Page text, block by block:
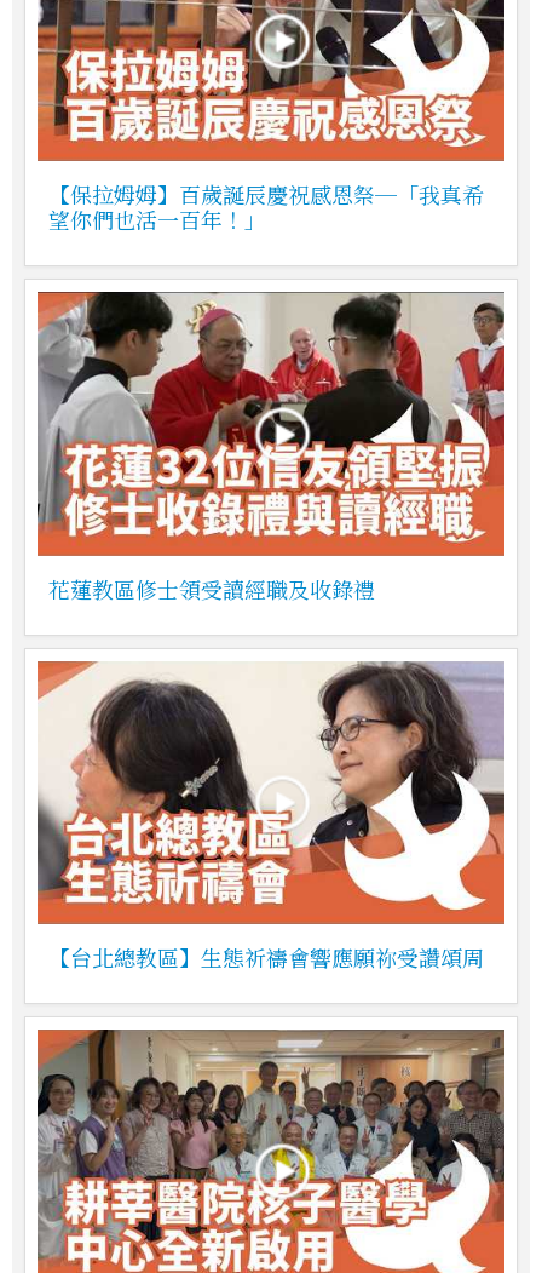
【保拉姆姆】百歲誕辰慶祝感恩祭─「我真希
望你們也活一百年！」
花蓮教區修士領受讀經職及收錄禮
【台北總教區】生態祈禱會響應願祢受讚頌周